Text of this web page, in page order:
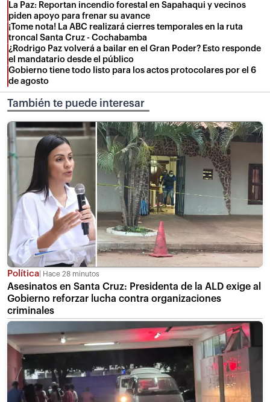
La Paz: Reportan incendio forestal en Sapahaqui y vecinos
piden apoyo para frenar su avance
¡Tome nota! La ABC realizará cierres temporales en la ruta
troncal Santa Cruz - Cochabamba
¿Rodrigo Paz volverá a bailar en el Gran Poder? Esto responde
el mandatario desde el público
Gobierno tiene todo listo para los actos protocolares por el 6
de agosto
También te puede interesar
Política Hace 28 minutos
Asesinatos en Santa Cruz: Presidenta de la ALD exige al
Gobierno reforzar lucha contra organizaciones
criminales